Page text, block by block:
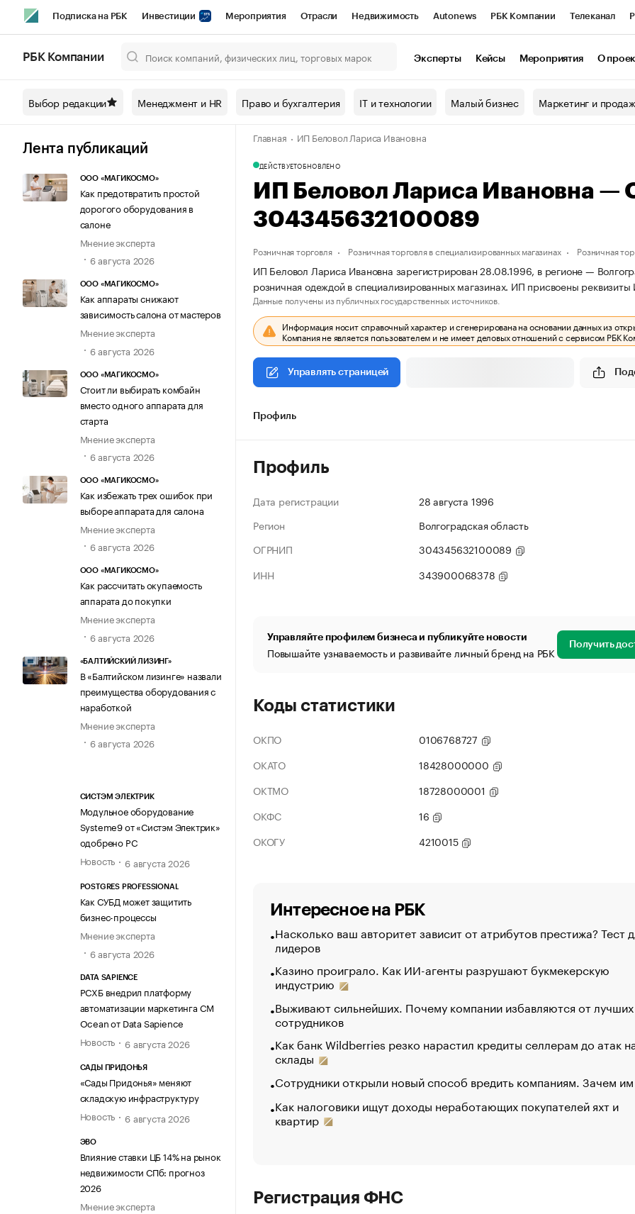
Подписка на РБК Инвестиции Мероприятия Отрасли Недвижимость Autonews РБК Компании Телеканал
Спецпроекты СПб Конференции СПб Спецпроекты Проверка контрагентов
Технологии и медиа Рынок наличной валюты
РБК Компании Эксперты Кейсы Мероприятия О
Выбор редакции Менеджмент и HR Право и бухгалтерия IT и технологии Малый бизнес Маркетинг и
Лента публикаций
ООО «МАГИКОСМО»
Как предотвратить простой
дорогого оборудования в
салоне
Мнение эксперта
6 августа 2026
ООО «МАГИКОСМО»
Как аппараты снижают
зависимость салона от мастеров
Мнение эксперта
6 августа 2026
ООО «МАГИКОСМО»
Стоит ли выбирать комбайн
вместо одного аппарата для
старта
Мнение эксперта
6 августа 2026
ООО «МАГИКОСМО»
Как избежать трех ошибок при
выборе аппарата для салона
Мнение эксперта
6 августа 2026
ООО «МАГИКОСМО»
Как рассчитать окупаемость
аппарата до покупки
Мнение эксперта
6 августа 2026
«БАЛТИЙСКИЙ ЛИЗИНГ»
В «Балтийском лизинге» назвали
преимущества оборудования с
наработкой
Мнение эксперта
6 августа 2026
СИСТЭМ ЭЛЕКТРИК
Модульное оборудование
Systeme9 от «Систэм Электрик»
одобрено РС
Новость
6 августа 2026
POSTGRES PROFESSIONAL
Как СУБД может защитить
бизнес-процессы
Мнение эксперта
6 августа 2026
DATA SAPIENCE
РСХБ внедрил платформу
автоматизации маркетинга CM
Ocean от Data Sapience
Новость
6 августа 2026
САДЫ ПРИДОНЬЯ
«Сады Придонья» меняют
складскую инфраструктуру
Новость
6 августа 2026
ЭВО
Влияние ставки ЦБ 14% на рынок
недвижимости СПб: прогноз
2026
Мнение эксперта
Главная ИП Беловол Лариса Ивановна
ДЕЙСТВУЕТОБНОВЛЕНО
ИП Беловол Лариса Ивановна
304345632100089
Розничная торговля Розничная торговля в специализированных магазинах Розничная
ИП Беловол Лариса Ивановна зарегистрирован 28.08.1996, в регионе —
розничная одеждой в специализированных магазинах. ИП присвоены
Данные получены из публичных государственных источников.
Информация носит справочный характер и сгенерирована на основании данных из
Компания не является пользователем и не имеет деловых отношений с сервисом РБК
Управлять страницей
Профиль
Профиль
Дата регистрации
28 августа 1996
Регион
Волгоградская область
ОГРНИП
304345632100089
ИНН
343900068378
Управляйте профилем бизнеса и публикуйте новости
Повышайте узнаваемость и развивайте личный бренд на РБК Получить
Коды статистики
ОКПО
0106768727
ОКАТО
18428000000
ОКТМО
18728000001
ОКФС
16
ОКОГУ
4210015
Интересное на РБК
Насколько ваш авторитет зависит от атрибутов престижа? Тест
лидеров
Казино проиграло. Как ИИ-агенты разрушают букмекерскую
индустрию
Выживают сильнейших. Почему компании избавляются от лучших
сотрудников
Как банк Wildberries резко нарастил кредиты селлерам до атак
склады
Сотрудники открыли новый способ вредить компаниям. Зачем
Как налоговики ищут доходы неработающих покупателей яхт и
квартир
Регистрация ФНС